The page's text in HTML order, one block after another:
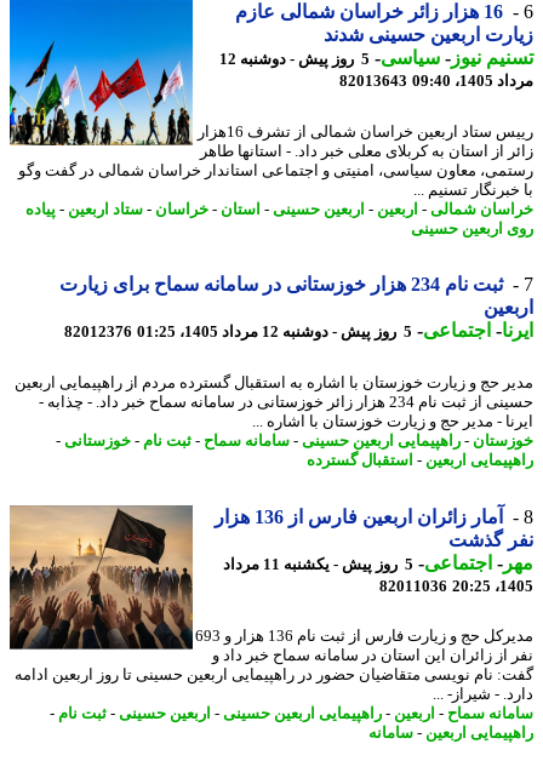
16 هزار زائر خراسان شمالی عازم
اربعین حسینی شدند
نیوز-سیاسی-
5 روز پیش - دوشنبه 12
09:40
82013643
رییس ستاد اربعین خراسان شمالی از تشرف 16هزار
از استان به کربلای معلی خبر داد. - استانها طاهر
معاون سیاسی، امنیتی و اجتماعی استاندار خراسان شمالی در گفت وگو
تسنیم ...
شمالی-اربعین -اربعین حسینی-استان-خراسان-ستاد اربعین -پیاده
اربعین حسینی
ثبت نام 234 هزار خوزستانی در سامانه سماح برای زیارت
-اجتماعی-5 روز پیش - دوشنبه 12 مرداد 1405، 01:25 82012376
حج و زیارت خوزستان با اشاره به استقبال گسترده مردم از راهپیمایی اربعین
حسینی از ثبت نام 234 هزار زائر خوزستانی در سامانه سماح خبر داد. - چذابه -
- مدیر حج و زیارت خوزستان با اشاره ...
-راهپیمایی اربعین حسینی-سامانه سماح-ثبت نام-خوزستانی-
اربعین -استقبال گسترده
آمار زائران اربعین فارس از 136 هزار
گذشت
-اجتماعی-
5 روز پیش - یکشنبه 11 مرداد
82011036
مدیرکل حج و زیارت فارس از ثبت نام 136 هزار و 693
از زائران این استان در سامانه سماح خبر داد و
نام نویسی متقاضیان حضور در راهپیمایی اربعین حسینی تا روز اربعین ادامه
- شیراز- ...
سماح-اربعین -راهپیمایی اربعین حسینی-اربعین حسینی-ثبت نام-
اربعین -سامانه